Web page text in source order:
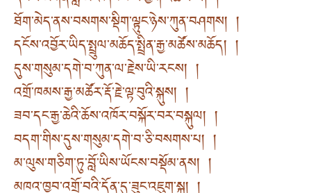
ཐོག་མེད་ནས་བསགས་སྡིག་ལྟུང་ཉེས་ཀུན་བཤགས། །
དངོས་འབྱོར་ཡིད་སྤྲུལ་མཆོད་སྤྲིན་རྒྱ་མཚོས་མཆོད། །
དུས་གསུམ་དགེ་བ་ཀུན་ལ་རྗེས་ཡི་རངས། །
འགྲོ་ཁམས་རྒྱ་མཚོར་རྡོ་རྗེ་ལྟ་བུའི་སྐུས། །
ཟབ་དང་རྒྱ་ཆེའི་ཆོས་འཁོར་བསྐོར་བར་བསྐུལ། །
བདག་གིས་དུས་གསུམ་དགེ་བ་ཅི་བསགས་པ། །
མ་ལུས་གཅིག་ཏུ་བློ་ཡིས་ཡོངས་བསྡོམ་ནས། །